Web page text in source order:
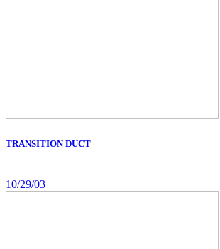
TRANSITION DUCT
10/29/03